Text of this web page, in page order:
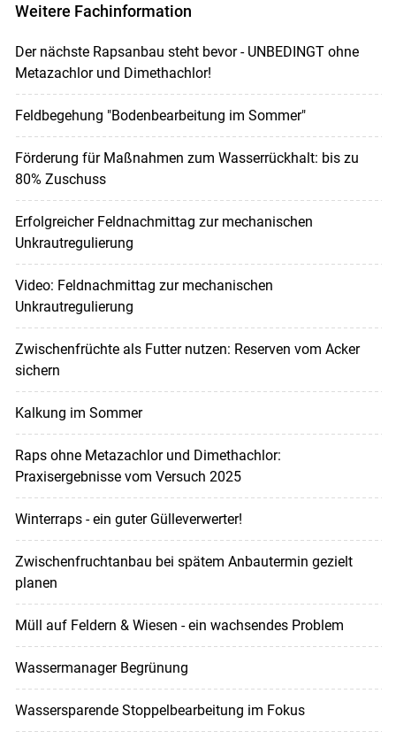
Weitere Fachinformation
Der nächste Rapsanbau steht bevor - UNBEDINGT ohne
Metazachlor und Dimethachlor!
Feldbegehung "Bodenbearbeitung im Sommer"
Förderung für Maßnahmen zum Wasserrückhalt: bis zu
80% Zuschuss
Erfolgreicher Feldnachmittag zur mechanischen
Unkrautregulierung
Video: Feldnachmittag zur mechanischen
Unkrautregulierung
Zwischenfrüchte als Futter nutzen: Reserven vom Acker
sichern
Kalkung im Sommer
Raps ohne Metazachlor und Dimethachlor:
Praxisergebnisse vom Versuch 2025
Winterraps - ein guter Gülleverwerter!
Zwischenfruchtanbau bei spätem Anbautermin gezielt
planen
Müll auf Feldern & Wiesen - ein wachsendes Problem
Wassermanager Begrünung
Wassersparende Stoppelbearbeitung im Fokus